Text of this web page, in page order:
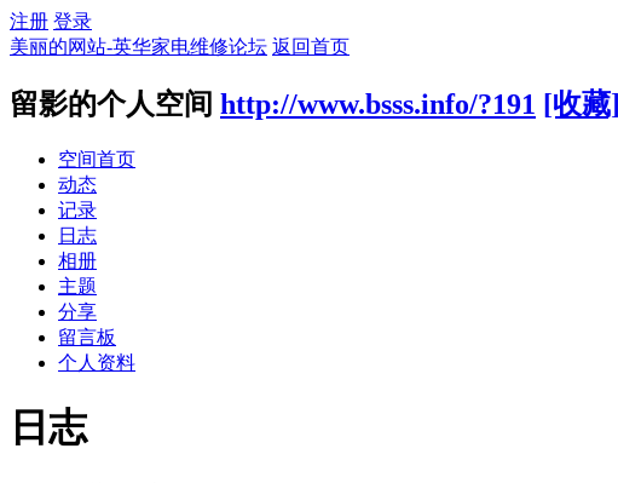
注册 登录
美丽的网站-英华家电维修论坛 返回首页
留影的个人空间 http://www.bsss.info/?191 [收藏]
空间首页
动态
记录
日志
相册
主题
分享
留言板
个人资料
日志